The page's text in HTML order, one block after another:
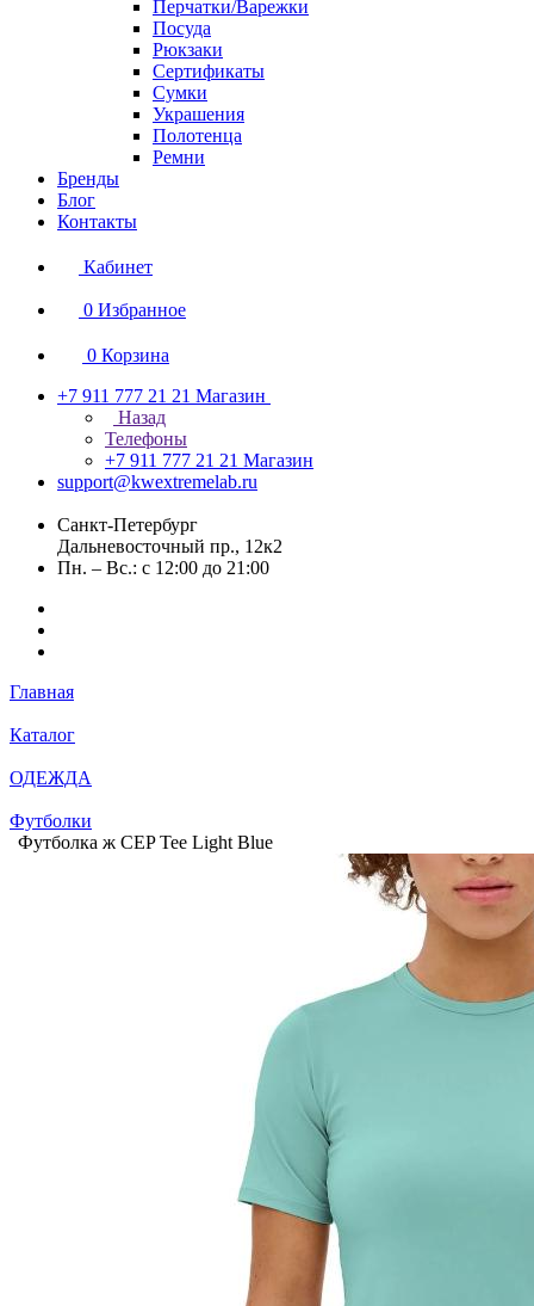
Перчатки/Варежки
Посуда
Рюкзаки
Сертификаты
Сумки
Украшения
Полотенца
Ремни
Бренды
Блог
Контакты
Кабинет
0 Избранное
0 Корзина
+7 911 777 21 21 Магазин
Назад
Телефоны
+7 911 777 21 21 Магазин
support@kwextremelab.ru
Санкт-Петербург
Дальневосточный пр., 12к2
Пн. – Вс.: с 12:00 до 21:00
Главная
Каталог
ОДЕЖДА
Футболки
Футболка ж CEP Tee Light Blue